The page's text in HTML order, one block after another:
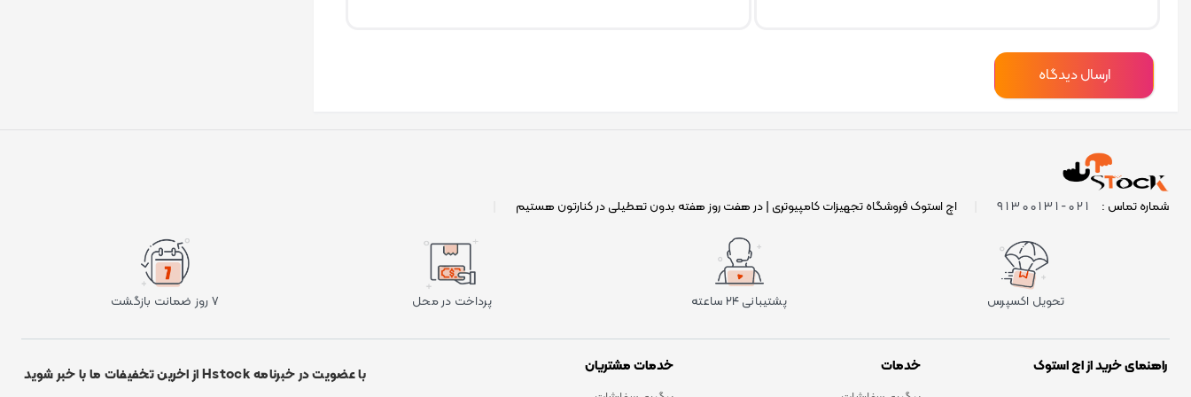
شماره تماس : 021-91300131 اچ استوک فروشگاه تجهیزات کامپیوتری | در هفت روز هفته بدون تعطیلی در کنارتون هستیم
تحویل اکسپرس پشتیبانی ۲۴ ساعته پرداخت در محل ۷ روز ضمانت بازگشت
راهنمای خرید از اچ استوک خدمات خدمات مشتریان با عضویت در خبرنامه Hstock از اخرین تخفیفات ما با خبر شوید